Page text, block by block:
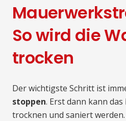
So wird die
trocken
Der wichtigste Schritt ist
stoppen. Erst dann kann
trocknen und saniert werden.